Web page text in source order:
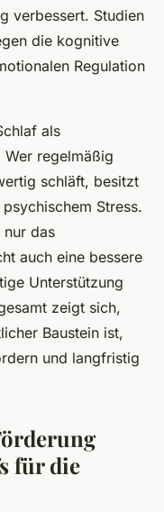
verbessert. Studien
die kognitive
Regulation
als
regelmäßig
schläft, besitzt
Stress.
nur das
auch eine bessere
Unterstützung
zeigt sich,
Baustein ist,
und langfristig
für die